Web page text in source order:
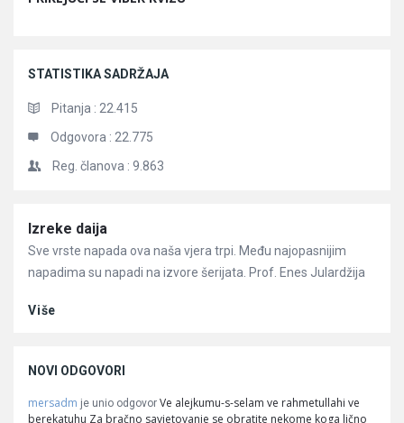
STATISTIKA SADRŽAJA
Pitanja : 22.415
Odgovora : 22.775
Reg. članova : 9.863
Članci
Izreke daija
Sve vrste napada ova naša vjera trpi. Među najopasnijim
napadima su napadi na izvore šerijata. Prof. Enes Julardžija
Više
NOVI ODGOVORI
mersadm je unio odgovor Ve alejkumu-s-selam ve rahmetullahi ve
berekatuhu Za bračno savjetovanje se obratite nekome koga lično